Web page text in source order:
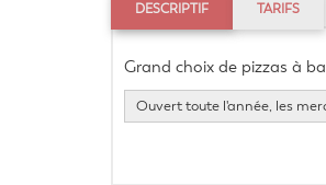
DESCRIPTIF TARIFS
Grand choix de pizzas à
Ouvert toute l'année, les